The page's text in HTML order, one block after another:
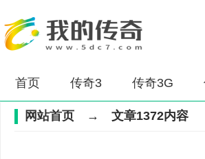
首页 传奇3 传奇3G
网站首页 → 文章1372内容